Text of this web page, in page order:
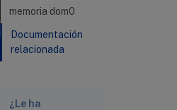
memoria dom0
Documentación
relacionada
¿Le ha